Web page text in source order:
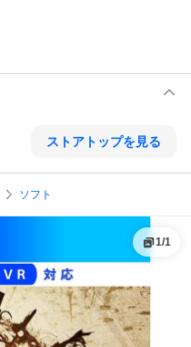
ストアトップを見る
ソフト
1/1